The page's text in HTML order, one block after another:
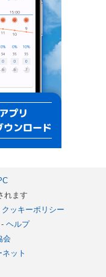
れます
クッキーポリシー
ヘルプ
会
ット